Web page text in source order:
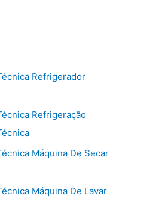
Refrigerador
Refrigeração
Máquina De Secar
Máquina De Lavar